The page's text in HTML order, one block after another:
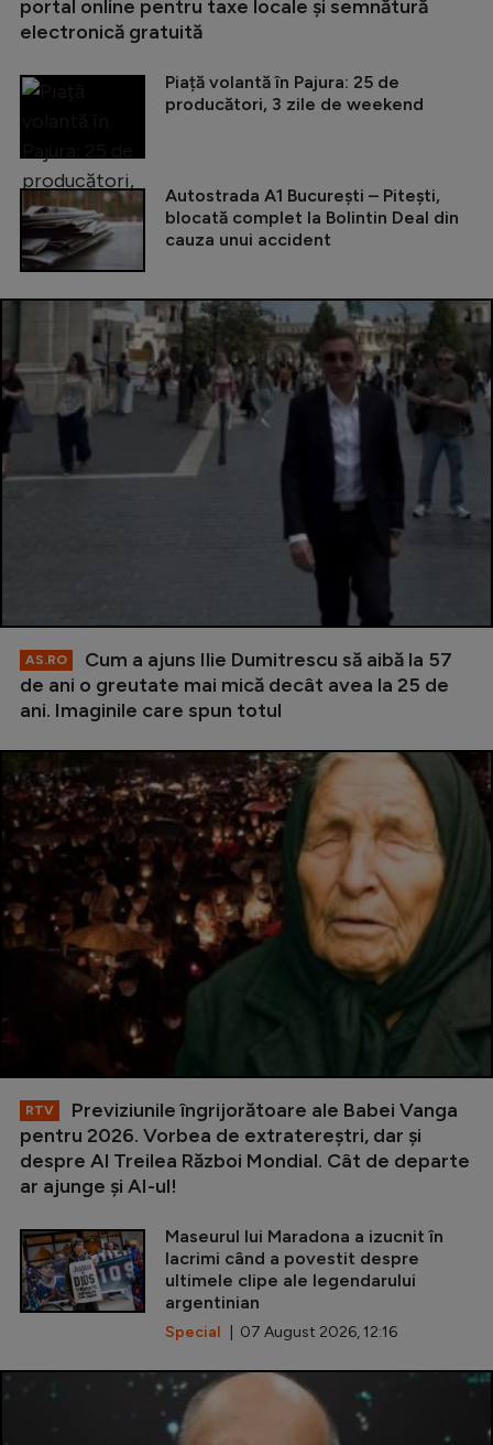
portal online pentru taxe locale și semnătură
electronică gratuită
Piață volantă în Pajura: 25 de
producători, 3 zile de weekend
Autostrada A1 București – Pitești,
blocată complet la Bolintin Deal din
cauza unui accident
AS.RO
Cum a ajuns Ilie Dumitrescu să aibă la 57
de ani o greutate mai mică decât avea la 25 de
ani. Imaginile care spun totul
RTV
Previziunile îngrijorătoare ale Babei Vanga
pentru 2026. Vorbea de extratereștri, dar și
despre Al Treilea Război Mondial. Cât de departe
ar ajunge și AI-ul!
Maseurul lui Maradona a izucnit în
lacrimi când a povestit despre
ultimele clipe ale legendarului
argentinian
Special | 07 August 2026, 12:16